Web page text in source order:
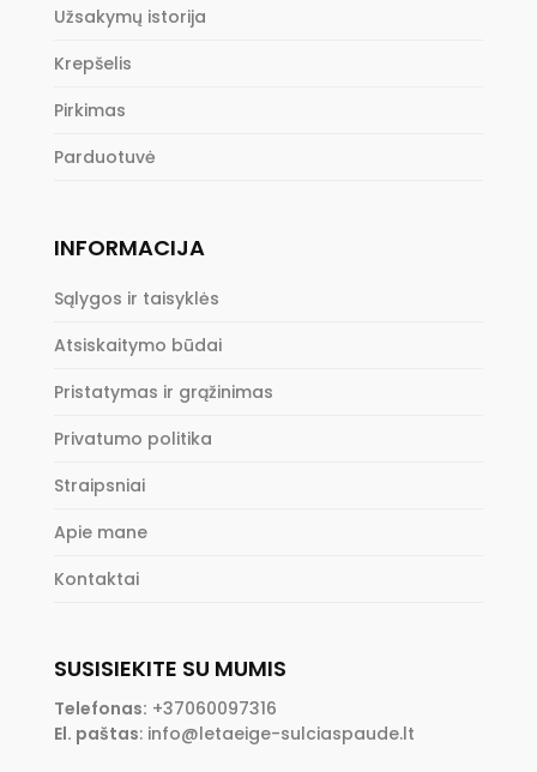
Užsakymų istorija
Krepšelis
Pirkimas
Parduotuvė
INFORMACIJA
Sąlygos ir taisyklės
Atsiskaitymo būdai
Pristatymas ir grąžinimas
Privatumo politika
Straipsniai
Apie mane
Kontaktai
SUSISIEKITE SU MUMIS
Telefonas: +37060097316
El. paštas: info@letaeige-sulciaspaude.lt